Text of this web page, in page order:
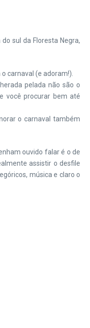
sul da Floresta Negra,
carnaval (e adoram!).
pelada não são o
você procurar bem até
o carnaval também
ouvido falar é o de
assistir o desfile
música e claro o